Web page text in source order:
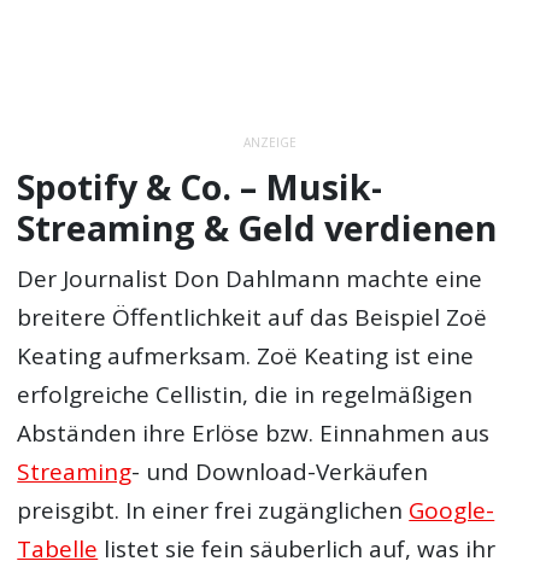
ANZEIGE
Spotify & Co. – Musik-
Streaming & Geld verdienen
Der Journalist Don Dahlmann machte eine
breitere Öffentlichkeit auf das Beispiel Zoë
Keating aufmerksam. Zoë Keating ist eine
erfolgreiche Cellistin, die in regelmäßigen
Abständen ihre Erlöse bzw. Einnahmen aus
Streaming- und Download-Verkäufen
preisgibt. In einer frei zugänglichen Google-
Tabelle listet sie fein säuberlich auf, was ihr